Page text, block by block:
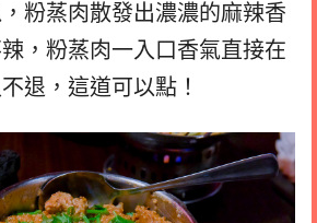
粉蒸肉散發出濃濃的麻辣香
，粉蒸肉一入口香氣直接在
退，這道可以點！